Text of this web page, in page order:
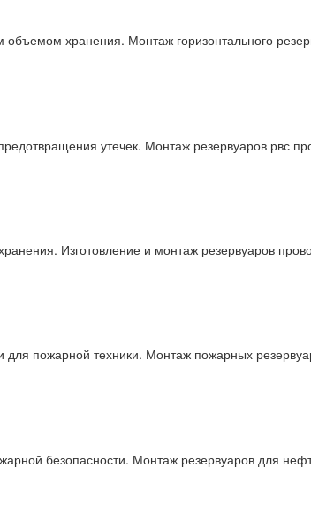
хранения. Монтаж горизонтального
утечек. Монтаж резервуаров рвс
Изготовление и монтаж резервуаров
для пожарной техники. Монтаж пожарных
безопасности. Монтаж резервуаров для